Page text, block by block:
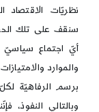
نظريّات الاقتصاد
سنقف على تلك
أيّ اجتماع سياسيّ
والموارد
برسم الرفاهيّة
وبالتالي النفوذ،